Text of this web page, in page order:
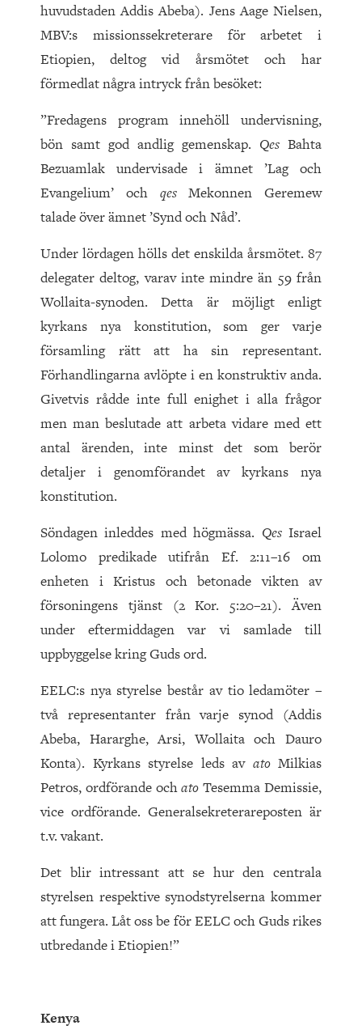
huvudstaden Addis Abeba). Jens Aage Nielsen,
MBV:s missionssekreterare för arbetet i
Etiopien, deltog vid årsmötet och har
förmedlat några intryck från besöket:
”Fredagens program innehöll undervisning,
bön samt god andlig gemenskap. Qes Bahta
Bezuamlak undervisade i ämnet ’Lag och
Evangelium’ och qesMekonnen Geremew
talade över ämnet ’Synd och Nåd’.
Under lördagen hölls det enskilda årsmötet. 87
delegater deltog, varav inte mindre än 59 från
Wollaita-synoden. Detta är möjligt enligt
kyrkans nya konstitution, som ger varje
församling rätt att ha sin representant.
Förhandlingarna avlöpte i en konstruktiv anda.
Givetvis rådde inte full enighet i alla frågor
men man beslutade att arbeta vidare med ett
antal ärenden, inte minst det som berör
detaljer i genomförandet av kyrkans nya
konstitution.
Söndagen inleddes med högmässa. QesIsrael
Lolomo predikade utifrån Ef. 2:11–16 om
enheten i Kristus och betonade vikten av
försoningens tjänst (2 Kor. 5:20–21). Även
under eftermiddagen var vi samlade till
uppbyggelse kring Guds ord.
EELC:s nya styrelse består av tio ledamöter –
två representanter från varje synod (Addis
Abeba, Hararghe, Arsi, Wollaita och Dauro
Konta). Kyrkans styrelse leds av ato Milkias
Petros, ordförande ochatoTesemma Demissie,
vice ordförande. Generalsekreterareposten är
t.v. vakant.
Det blir intressant att se hur den centrala
styrelsen respektive synodstyrelserna kommer
att fungera. Låt oss be för EELC och Guds rikes
utbredande i Etiopien!”
Kenya